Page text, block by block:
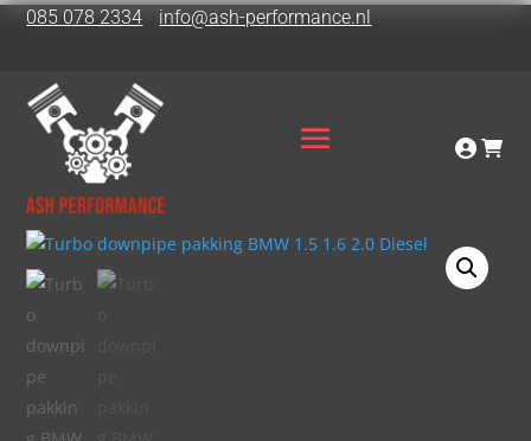
085 078 2334 info@ash-performance.nl